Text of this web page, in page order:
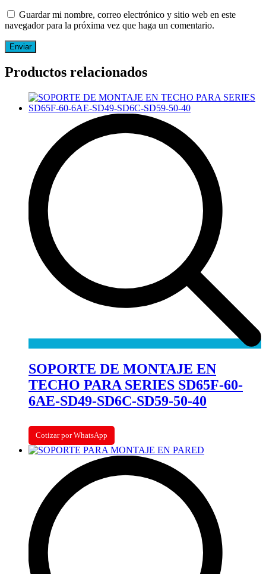
Guardar mi nombre, correo electrónico y sitio web en este
navegador para la próxima vez que haga un comentario.
Productos relacionados
SOPORTE DE MONTAJE EN
TECHO PARA SERIES SD65F-60-
6AE-SD49-SD6C-SD59-50-40
Cotizar por WhatsApp